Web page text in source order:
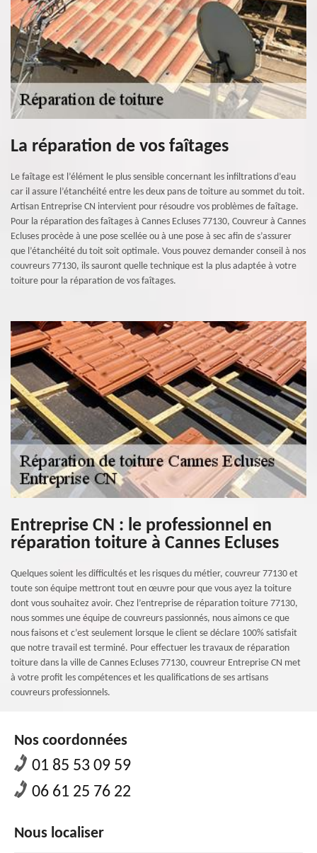
La réparation de vos faîtages
Le faîtage est l’élément le plus sensible concernant les infiltrations d’eau
car il assure l’étanchéité entre les deux pans de toiture au sommet du toit.
Artisan Entreprise CN intervient pour résoudre vos problèmes de faîtage.
Pour la réparation des faîtages à Cannes Ecluses 77130, Couvreur à Cannes
Ecluses procède à une pose scellée ou à une pose à sec afin de s’assurer
que l’étanchéité du toit soit optimale. Vous pouvez demander conseil à nos
couvreurs 77130, ils sauront quelle technique est la plus adaptée à votre
toiture pour la réparation de vos faîtages.
Entreprise CN : le professionnel en
réparation toiture à Cannes Ecluses
Quelques soient les difficultés et les risques du métier, couvreur 77130 et
toute son équipe mettront tout en œuvre pour que vous ayez la toiture
dont vous souhaitez avoir. Chez l’entreprise de réparation toiture 77130,
nous sommes une équipe de couvreurs passionnés, nous aimons ce que
nous faisons et c’est seulement lorsque le client se déclare 100% satisfait
que notre travail est terminé. Pour effectuer les travaux de réparation
toiture dans la ville de Cannes Ecluses 77130, couvreur Entreprise CN met
à votre profit les compétences et les qualifications de ses artisans
couvreurs professionnels.
Nos coordonnées
01 85 53 09 59
06 61 25 76 22
Nous localiser